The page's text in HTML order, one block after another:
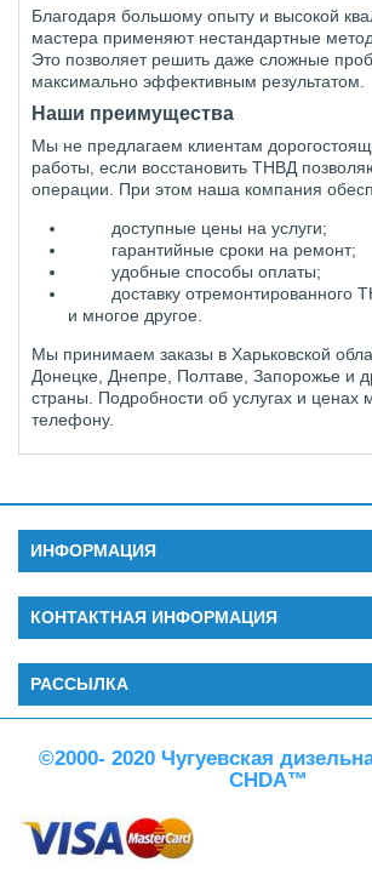
Благодаря большому опыту и высокой
мастера применяют нестандартные
Это позволяет решить даже сложные
максимально эффективным результатом.
Наши преимущества
Мы не предлагаем клиентам
работы, если восстановить ТНВД
операции. При этом наша компания
доступные цены на услуги;
гарантийные сроки на ремонт;
удобные способы оплаты;
доставку отремонтированного
и многое другое.
Мы принимаем заказы в Харьковской
Донецке, Днепре, Полтаве, Запорожье и
страны. Подробности об услугах и ценах
телефону.
ИНФОРМАЦИЯ
КОНТАКТНАЯ ИНФОРМАЦИЯ
РАССЫЛКА
©2000- 2020 Чугуевская
CHDA™